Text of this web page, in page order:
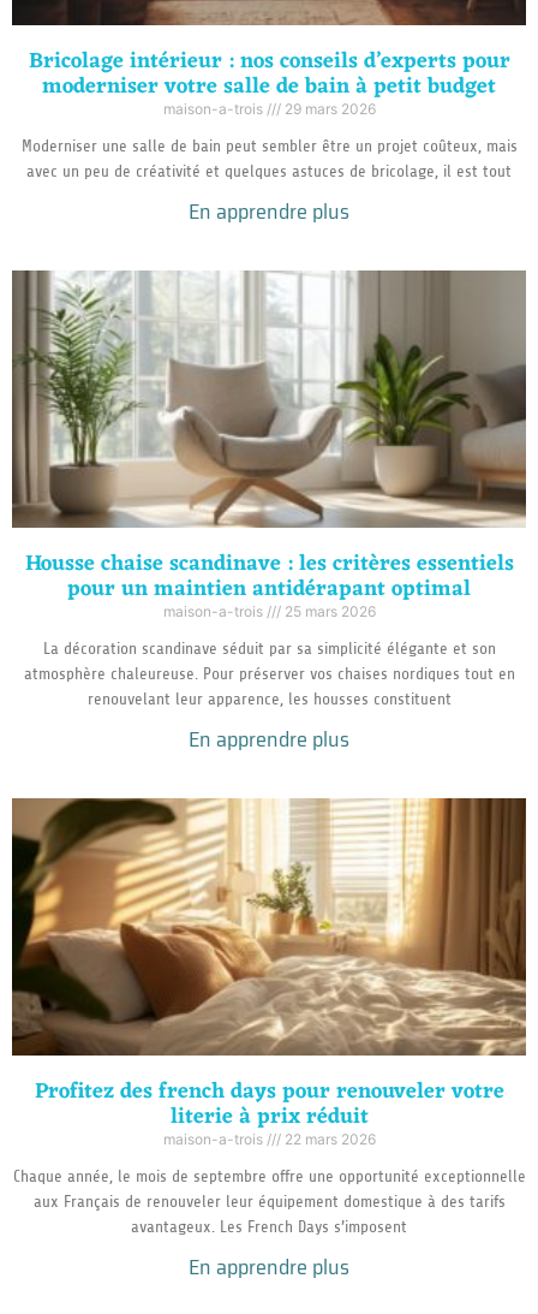
Bricolage intérieur : nos conseils d’experts pour
moderniser votre salle de bain à petit budget
maison-a-trois 29 mars 2026
Moderniser une salle de bain peut sembler être un projet coûteux, mais
avec un peu de créativité et quelques astuces de bricolage, il est tout
En apprendre plus
Housse chaise scandinave : les critères essentiels
pour un maintien antidérapant optimal
maison-a-trois 25 mars 2026
La décoration scandinave séduit par sa simplicité élégante et son
atmosphère chaleureuse. Pour préserver vos chaises nordiques tout en
renouvelant leur apparence, les housses constituent
En apprendre plus
Profitez des french days pour renouveler votre
literie à prix réduit
maison-a-trois 22 mars 2026
Chaque année, le mois de septembre offre une opportunité exceptionnelle
aux Français de renouveler leur équipement domestique à des tarifs
avantageux. Les French Days s’imposent
En apprendre plus